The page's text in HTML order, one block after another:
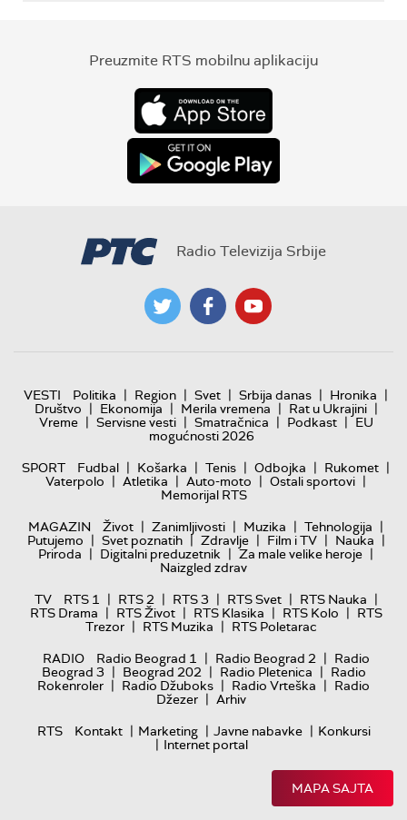
Preuzmite RTS mobilnu aplikaciju
Radio Televizija Srbije
VESTI Politika | Region | Svet | Srbija danas | Hronika |
Društvo | Ekonomija | Merila vremena | Rat u Ukrajini |
Vreme | Servisne vesti | Smatračnica | Podkast | EU
mogućnosti 2026
SPORT
Fudbal | Košarka | Tenis | Odbojka | Rukomet |
Vaterpolo | Atletika | Auto-moto | Ostali sportovi |
Memorijal RTS
MAGAZIN
Život | Zanimljivosti | Muzika | Tehnologija |
Putujemo | Svet poznatih | Zdravlje | Film i TV | Nauka |
Priroda | Digitalni preduzetnik | Za male velike heroje |
Naizgled zdrav
TV
RTS 1 | RTS 2 | RTS 3 | RTS Svet | RTS Nauka |
RTS Drama | RTS Život | RTS Klasika | RTS Kolo | RTS
Trezor | RTS Muzika | RTS Poletarac
RADIO
Radio Beograd 1 | Radio Beograd 2 | Radio
Beograd 3 | Beograd 202 | Radio Pletenica | Radio
Rokenroler | Radio Džuboks | Radio Vrteška | Radio
Džezer | Arhiv
RTS
Kontakt | Marketing | Javne nabavke | Konkursi
| Internet portal
MAPA SAJTA